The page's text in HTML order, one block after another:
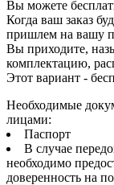
Вы можете
Когда ваш заказ
пришлем на вашу
Вы приходите,
комплектацию,
Этот вариант -
Необходимые
лицами:
Паспорт
В случае
необходимо
доверенность на